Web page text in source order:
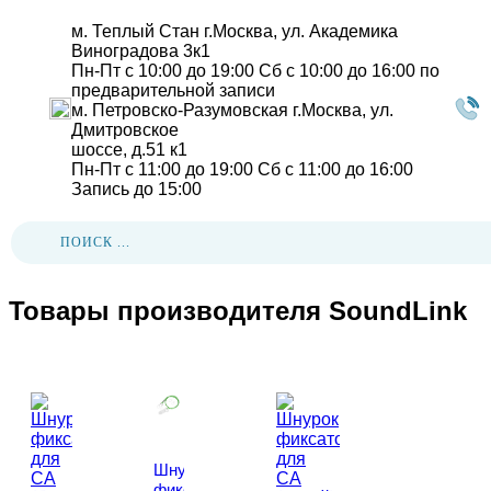
м. Теплый Стан г.Москва, ул. Академика
Виноградова 3к1
Пн-Пт с 10:00 до 19:00 Сб с 10:00 до 16:00 по
предварительной записи
м. Петровско-Разумовская г.Москва, ул.
Дмитровское
шоссе, д.51 к1
Пн-Пт с 11:00 до 19:00 Сб с 11:00 до 16:00
Запись до 15:00
Бренды
Товары производителя SoundLink
Шнурок